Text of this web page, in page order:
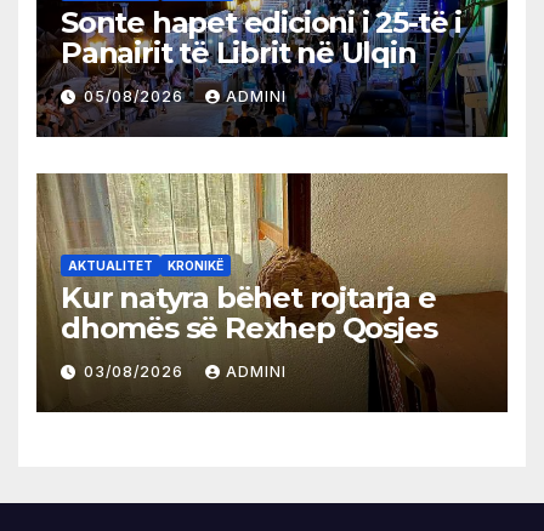
Sonte hapet edicioni i 25-të i
Panairit të Librit në Ulqin
05/08/2026 ADMINI
AKTUALITET KRONIKË
Kur natyra bëhet rojtarja e
dhomës së Rexhep Qosjes
03/08/2026 ADMINI